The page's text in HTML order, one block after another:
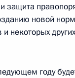
2011 год
защита
новой
некоторых
году